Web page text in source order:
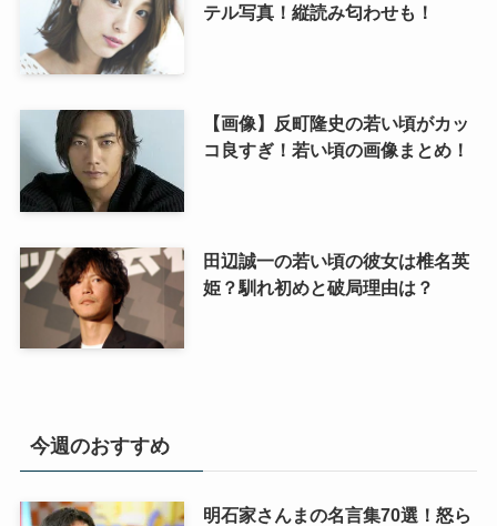
テル写真！縦読み匂わせも！
【画像】反町隆史の若い頃がカッ
コ良すぎ！若い頃の画像まとめ！
田辺誠一の若い頃の彼女は椎名英
姫？馴れ初めと破局理由は？
今週のおすすめ
明石家さんまの名言集70選！怒ら